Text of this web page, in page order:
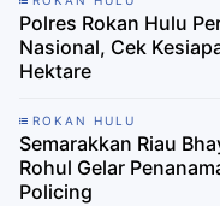
Polres Rokan Hulu
Nasional, Cek
Hektare
ROKAN HULU
Semarakkan Riau
Rohul Gelar
Policing